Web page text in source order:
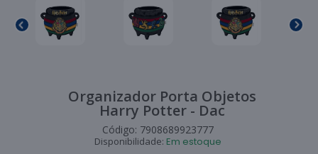
Organizador Porta Objetos
Harry Potter - Dac
Código: 7908689923777
Disponibilidade: Em estoque